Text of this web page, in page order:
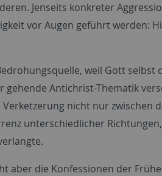
Jenseits konkreter
vor Augen geführt werden:
weil Gott selbst
Antichrist-Thematik
nicht nur zwischen
unterschiedlicher
aber die Konfessionen der